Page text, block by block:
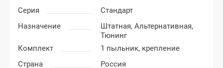
Серия
Стандарт
Назначение
Штатная,Альтернативная,
Тюнинг
Комплект
1 пыльник, крепление
Страна
Россия